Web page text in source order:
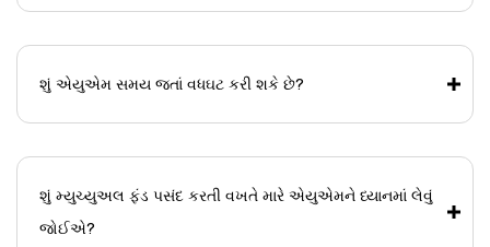
શું એયુએમ સમય જતાં વધઘટ કરી શકે છે?
શું મ્યુચ્યુઅલ ફંડ પસંદ કરતી વખતે મારે એયુએમને ધ્યાનમાં લેવું
જોઈએ?